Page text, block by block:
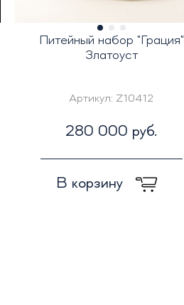
Питейный набор "Грация"
Златоуст
Артикул: Z10412
280 000 руб.
В корзину